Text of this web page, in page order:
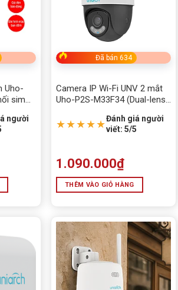
LINH KIỆN
MỚI - CŨ
Uho-
sim
người
Đã bán 634
Camera IP Wi-Fi UNV 2 mắt
Uho-P2S-M33F34 (Dual-lens)
ngoại 30m, nhận diện người
★★★★★Đánh giá người
viết: 5/5
1.090.000₫
THÊM VÀO GIỎ HÀNG